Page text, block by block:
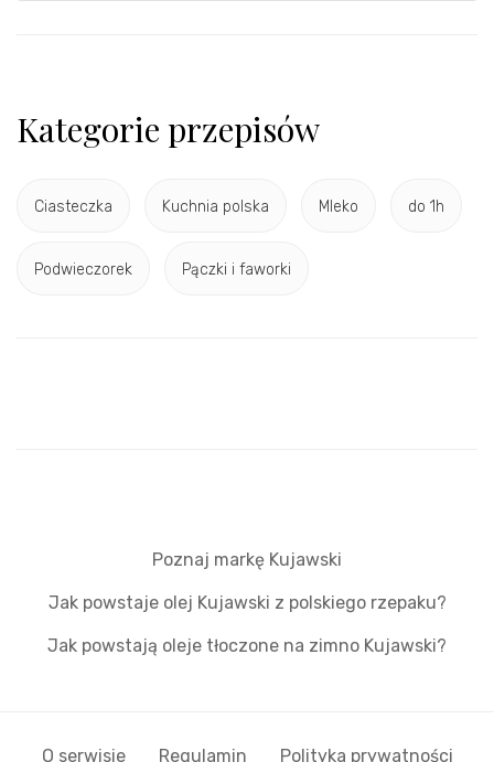
Kategorie przepisów
Ciasteczka Kuchnia polska Mleko do 1h
Podwieczorek Pączki i faworki
Poznaj markę Kujawski
Jak powstaje olej Kujawski z polskiego rzepaku?
Jak powstają oleje tłoczone na zimno Kujawski?
O serwisie Regulamin Polityka prywatności